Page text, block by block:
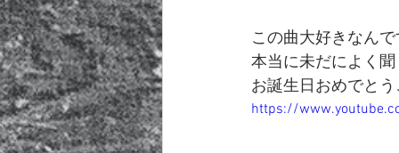
この曲大好きなんで
本当に未だによく
お誕生日おめでと
https://